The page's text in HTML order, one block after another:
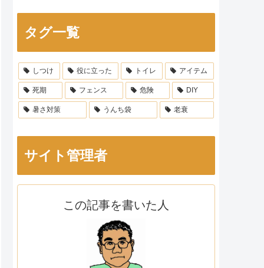
タグ一覧
しつけ 役に立った トイレ アイテム
死期 フェンス 危険 DIY
暑さ対策 うんち袋 老衰
サイト管理者
この記事を書いた人